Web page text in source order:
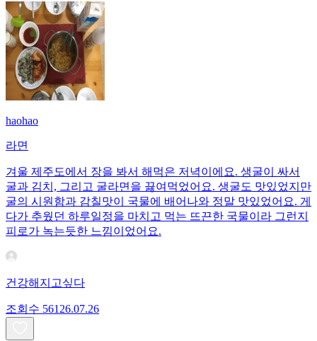
haohao
라면
겨울 제주도에서 장을 봐서 해먹은 저녁이에요. 생굴이 싸서
굴과 김치, 그리고 굴라면을 끓여먹었어요. 생굴도 맛있었지만
굴의 시원함과 감칠맛이 국물에 배어나와 정말 맛있었어요. 게
다가 추웠던 하루일정을 마치고 먹는 뜨끈한 국물이라 그런지
피로가 녹는듯한 느낌이었어요.
건강해지고싶다
조회수 561 26.07.26